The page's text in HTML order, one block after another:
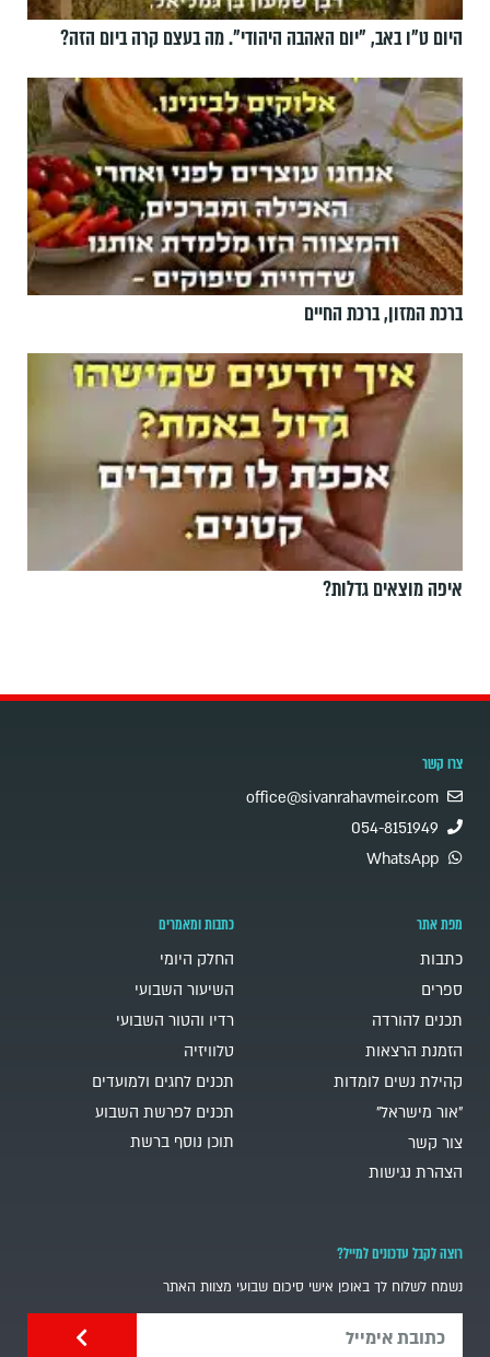
היום ט"ו באב, ”יום האהבה היהודי". מה בעצם קרה ביום הזה?
ברכת המזון, ברכת החיים
איפה מוצאים גדלות?
צרו קשר
office@sivanrahavmeir.com
054-8151949
WhatsApp
מפת אתר
כתבות
ספרים
תכנים להורדה
הזמנת הרצאות
קהילת נשים לומדות
"אור מישראל"
צור קשר
הצהרת נגישות
כתבות ומאמרים
החלק היומי
השיעור השבועי
רדיו והטור השבועי
טלוויזיה
תכנים לחגים ולמועדים
תכנים לפרשת השבוע
תוכן נוסף ברשת
רוצה לקבל עדכונים למייל?
נשמח לשלוח לך באופן אישי סיכום שבועי מצוות האתר